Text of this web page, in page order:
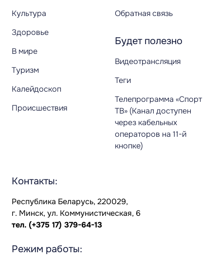
Культура
Здоровье
В мире
Туризм
Калейдоскоп
Происшествия
Обратная связь
Будет полезно
Видеотрансляция
Теги
Телепрограмма «Спорт
ТВ» (Канал доступен
через кабельных
операторов на 11-й
кнопке)
Контакты:
Республика Беларусь, 220029,
г. Минск, ул. Коммунистическая, 6
тел. (+375 17) 379-64-13
Режим работы: